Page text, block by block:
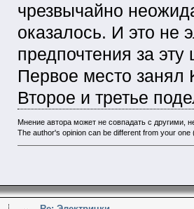
чрезвычайно
оказалось. И это не
предпочтения за эту
Первое место занял
Второе и третье
Мнение автора может не совпадать с другими,
The author's opinion can be different from your